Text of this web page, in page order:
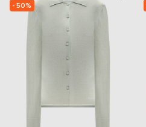
- 50%